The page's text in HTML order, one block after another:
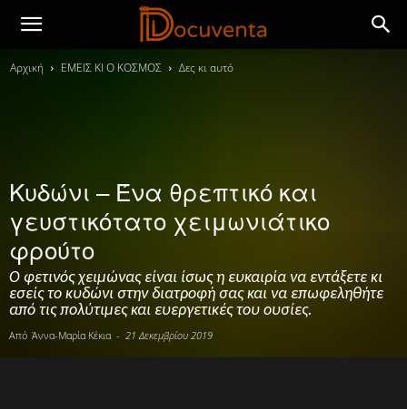
Αρχική ΕΜΕΙΣ ΚΙ Ο ΚΟΣΜΟΣ Δες κι αυτό
Κυδώνι – Ένα θρεπτικό και
γευστικότατο χειμωνιάτικο
φρούτο
Ο φετινός χειμώνας είναι ίσως η ευκαιρία να εντάξετε κι
εσείς το κυδώνι στην διατροφή σας και να επωφεληθήτε
από τις πολύτιμες και ευεργετικές του ουσίες.
Από Άννα-Μαρία Κέκια - 21 Δεκεμβρίου 2019